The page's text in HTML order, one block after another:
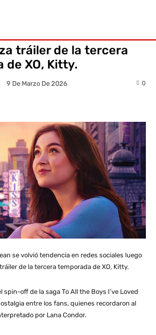
tráiler de la tercera
de XO, Kitty.
9 De Marzo De 2026 0
se volvió tendencia en redes sociales luego
de la tercera temporada de XO, Kitty.
spin-off de la saga To All the Boys I’ve Loved
entre los fans, quienes recordaron al
por Lana Condor.